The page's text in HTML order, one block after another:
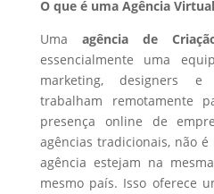
O que é uma Agência
Uma agência de
essencialmente uma
marketing, designers e
trabalham remotamente
presença online de
agências tradicionais, não
agência estejam na
mesmo país. Isso oferece